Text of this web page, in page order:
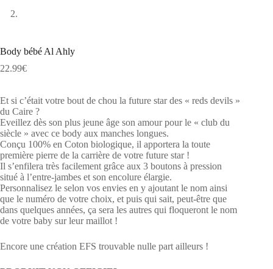
Body bébé Al Ahly
22.99€
Et si c’était votre bout de chou la future star des « reds devils »
du Caire ?
Eveillez dès son plus jeune âge son amour pour le « club du
siècle » avec ce body aux manches longues.
Conçu 100% en Coton biologique, il apportera la toute
première pierre de la carrière de votre future star !
Il s’enfilera très facilement grâce aux 3 boutons à pression
situé à l’entre-jambes et son encolure élargie.
Personnalisez le selon vos envies en y ajoutant le nom ainsi
que le numéro de votre choix, et puis qui sait, peut-être que
dans quelques années, ça sera les autres qui floqueront le nom
de votre baby sur leur maillot !
Encore une création EFS trouvable nulle part ailleurs !